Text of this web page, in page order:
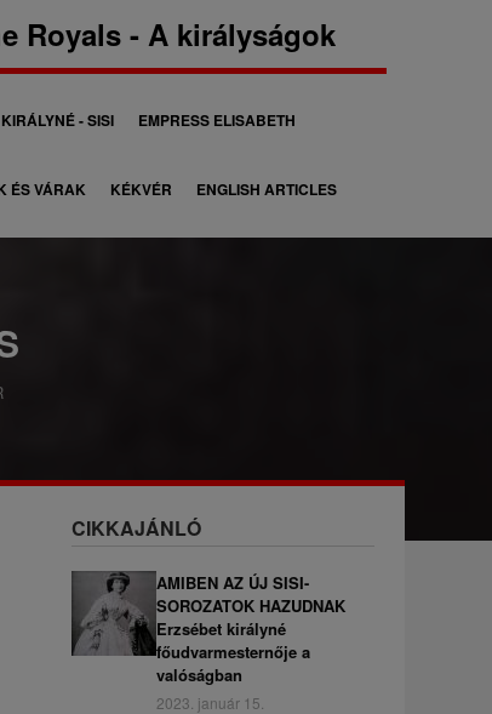
Royals - A királyságok
- SISI EMPRESS ELISABETH
ÉS VÁRAK KÉKVÉR ENGLISH ARTICLES
CIKKAJÁNLÓ
AMIBEN AZ ÚJ SISI-
SOROZATOK HAZUDNAK
Erzsébet királyné
főudvarmesternője a
valóságban
2023. január 15.